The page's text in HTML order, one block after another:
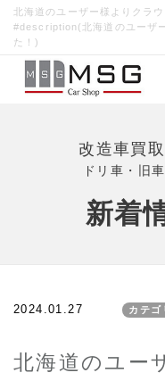
北海道のユーザー様よりクラ
#description(北海道のユーザ
た！)
改造車買
ドリ車・旧
新着
2024.01.27 カテゴ
北海道のユー